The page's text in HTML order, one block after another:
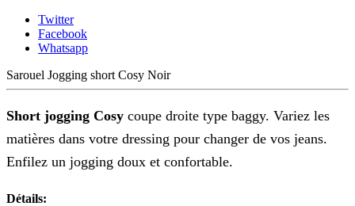
Twitter
Facebook
Whatsapp
Sarouel Jogging short Cosy Noir
Short jogging Cosy coupe droite type baggy. Variez les
matières dans votre dressing pour changer de vos jeans.
Enfilez un jogging doux et confortable.
Détails: